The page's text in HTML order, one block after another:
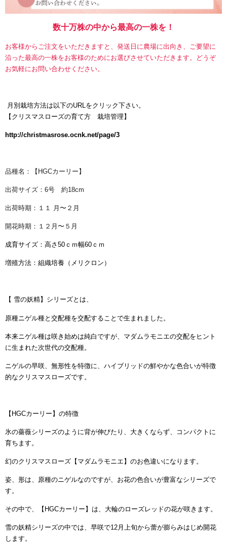
数十万株の中から最高の一株を！
お客様からご注文をいただきますと、発送日に農場に出向き、ご要望に
沿った最高の一株をお客様のためにお選びさせていただきます。どうぞ
お気軽にお問い合わせください。
月別栽培方法は以下のURLをクリック下さい。
【 クリスマスローズの育て方 栽培管理】
http://christmasrose.ocnk.net/page/3
品種名：【HGCカーリー】
出荷サイズ：6号 約18cm
出荷時期：１１ 月〜２月
開花時期：１２月〜５月
成育サイズ：高さ50ｃｍ幅60ｃｍ
増殖方法：組織培養（メリクロン）
【 雪の妖精】シリーズとは、
原種ニゲル種と交配種を交配することで生まれました。
本来ニゲル種は咲き始めは純白ですが、マダムラモニエの交配をヒント
に生まれた次世代の交配種。
ニゲルの早咲、無形性を特徴に、ハイブリッドの鮮やかな色合いが特徴
的なクリスマスローズです。
【HGCカーリー】の特徴
氷の薔薇シリーズのように背が伸びたり、大きくならず、コンパクトに
育ちます。
幻のクリスマスローズ【マダムラモニエ】のお色違いになります。
姿、形は、原種のニゲルなのですが、お花の色合いが豊富なシリーズで
す。
その中で、【HGCカーリー】は、大輪のローズレッドの花が咲きます。
雪の妖精シリーズの中では、早咲で12月上旬から蕾が膨らみはじめ開花
します。